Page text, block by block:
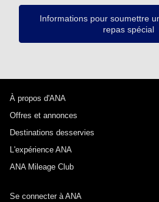
Informations pour soumettre
repas spécial
À propos d'ANA
Offres et annonces
Destinations desservies
L'expérience ANA
ANA Mileage Club
Se connecter à ANA